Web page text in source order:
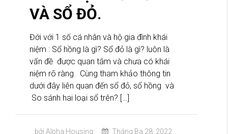
VÀ SỔ ĐỎ.
Đới với 1 số cá nhân và hộ gia đình khái
niệm : Sổ hồng là gì? Sổ đỏ là gì? luôn là
vấn đề được quan tâm và chưa có khái
niệm rõ ràng. Cùng tham khảo thông tin
dưới đây liên quan đến sổ đỏ, sổ hồng và
So sánh hai loại sổ trên? […]
bởi Alpha Housing
Tháng Ba 28, 2022